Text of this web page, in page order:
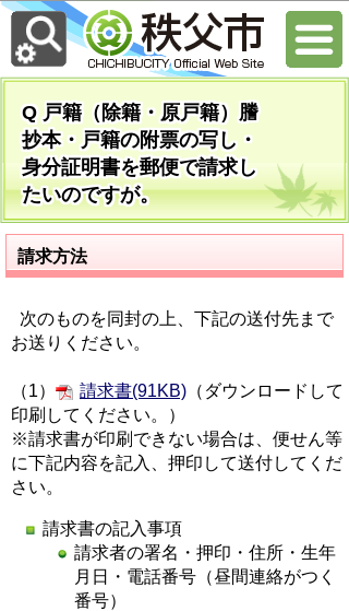
Q 戸籍（除籍・原戸籍）謄
抄本・戸籍の附票の写し・
身分証明書を郵便で請求し
たいのですが。
請求方法
次のものを同封の上、下記の送付先まで
お送りください。
（1） 請求書(91KB) （ダウンロードして
印刷してください。）
※請求書が印刷できない場合は、便せん等
に下記内容を記入、押印して送付してくだ
さい。
請求書の記入事項
請求者の署名・押印・住所・生年
月日・電話番号（昼間連絡がつく
番号）